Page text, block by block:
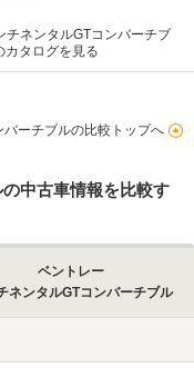
チネンタルGTコンバーチブ
カタログを見る
ーチブルの比較トップへ
中古車情報を比較す
ベントレー
ネンタルGTコンバーチブル